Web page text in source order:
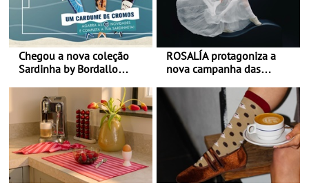
Chegou a nova coleção
Sardinha by Bordallo
ROSALÍA protagoniza a
nova campanha das
Balance